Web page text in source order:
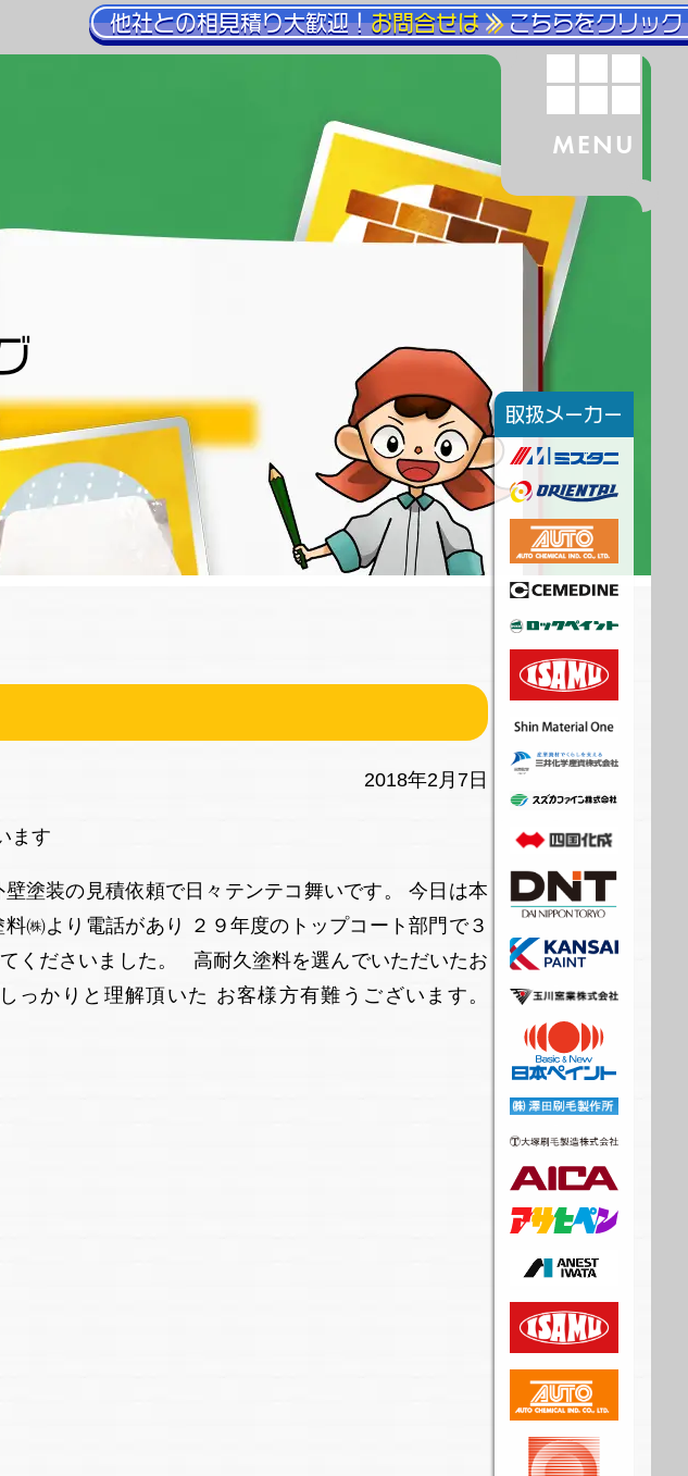
他社との相見積り大歓迎！お問合せは こちらをクリック
MENU
取扱メーカー
2018年2月7日
ます
塗装の見積依頼で日々テンテコ舞いです。 今日は本
㈱より電話があり ２９年度のトップコート部門で３
くださいました。 高耐久塗料を選んでいただいたお
かりと理解頂いた お客様方有難うございます。